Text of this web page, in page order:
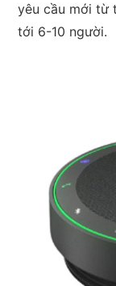
yêu cầu mới từ
tới 6-10 người.